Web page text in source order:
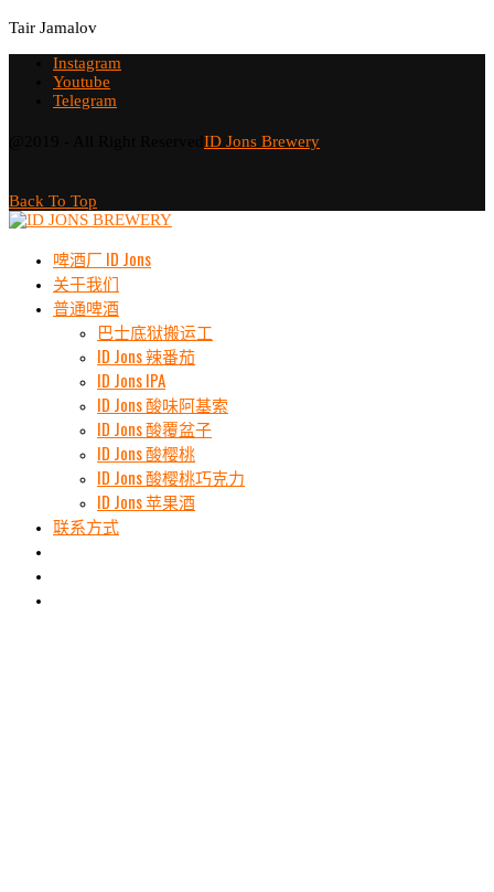
Tair Jamalov
Instagram
Youtube
Telegram
ID Jons Brewery
Back To Top
啤酒厂 ID Jons
关于我们
普通啤酒
巴士底狱搬运工
ID Jons 辣番茄
ID Jons IPA
ID Jons 酸味阿基索
ID Jons 酸覆盆子
ID Jons 酸樱桃
ID Jons 酸樱桃巧克力
ID Jons 苹果酒
联系方式